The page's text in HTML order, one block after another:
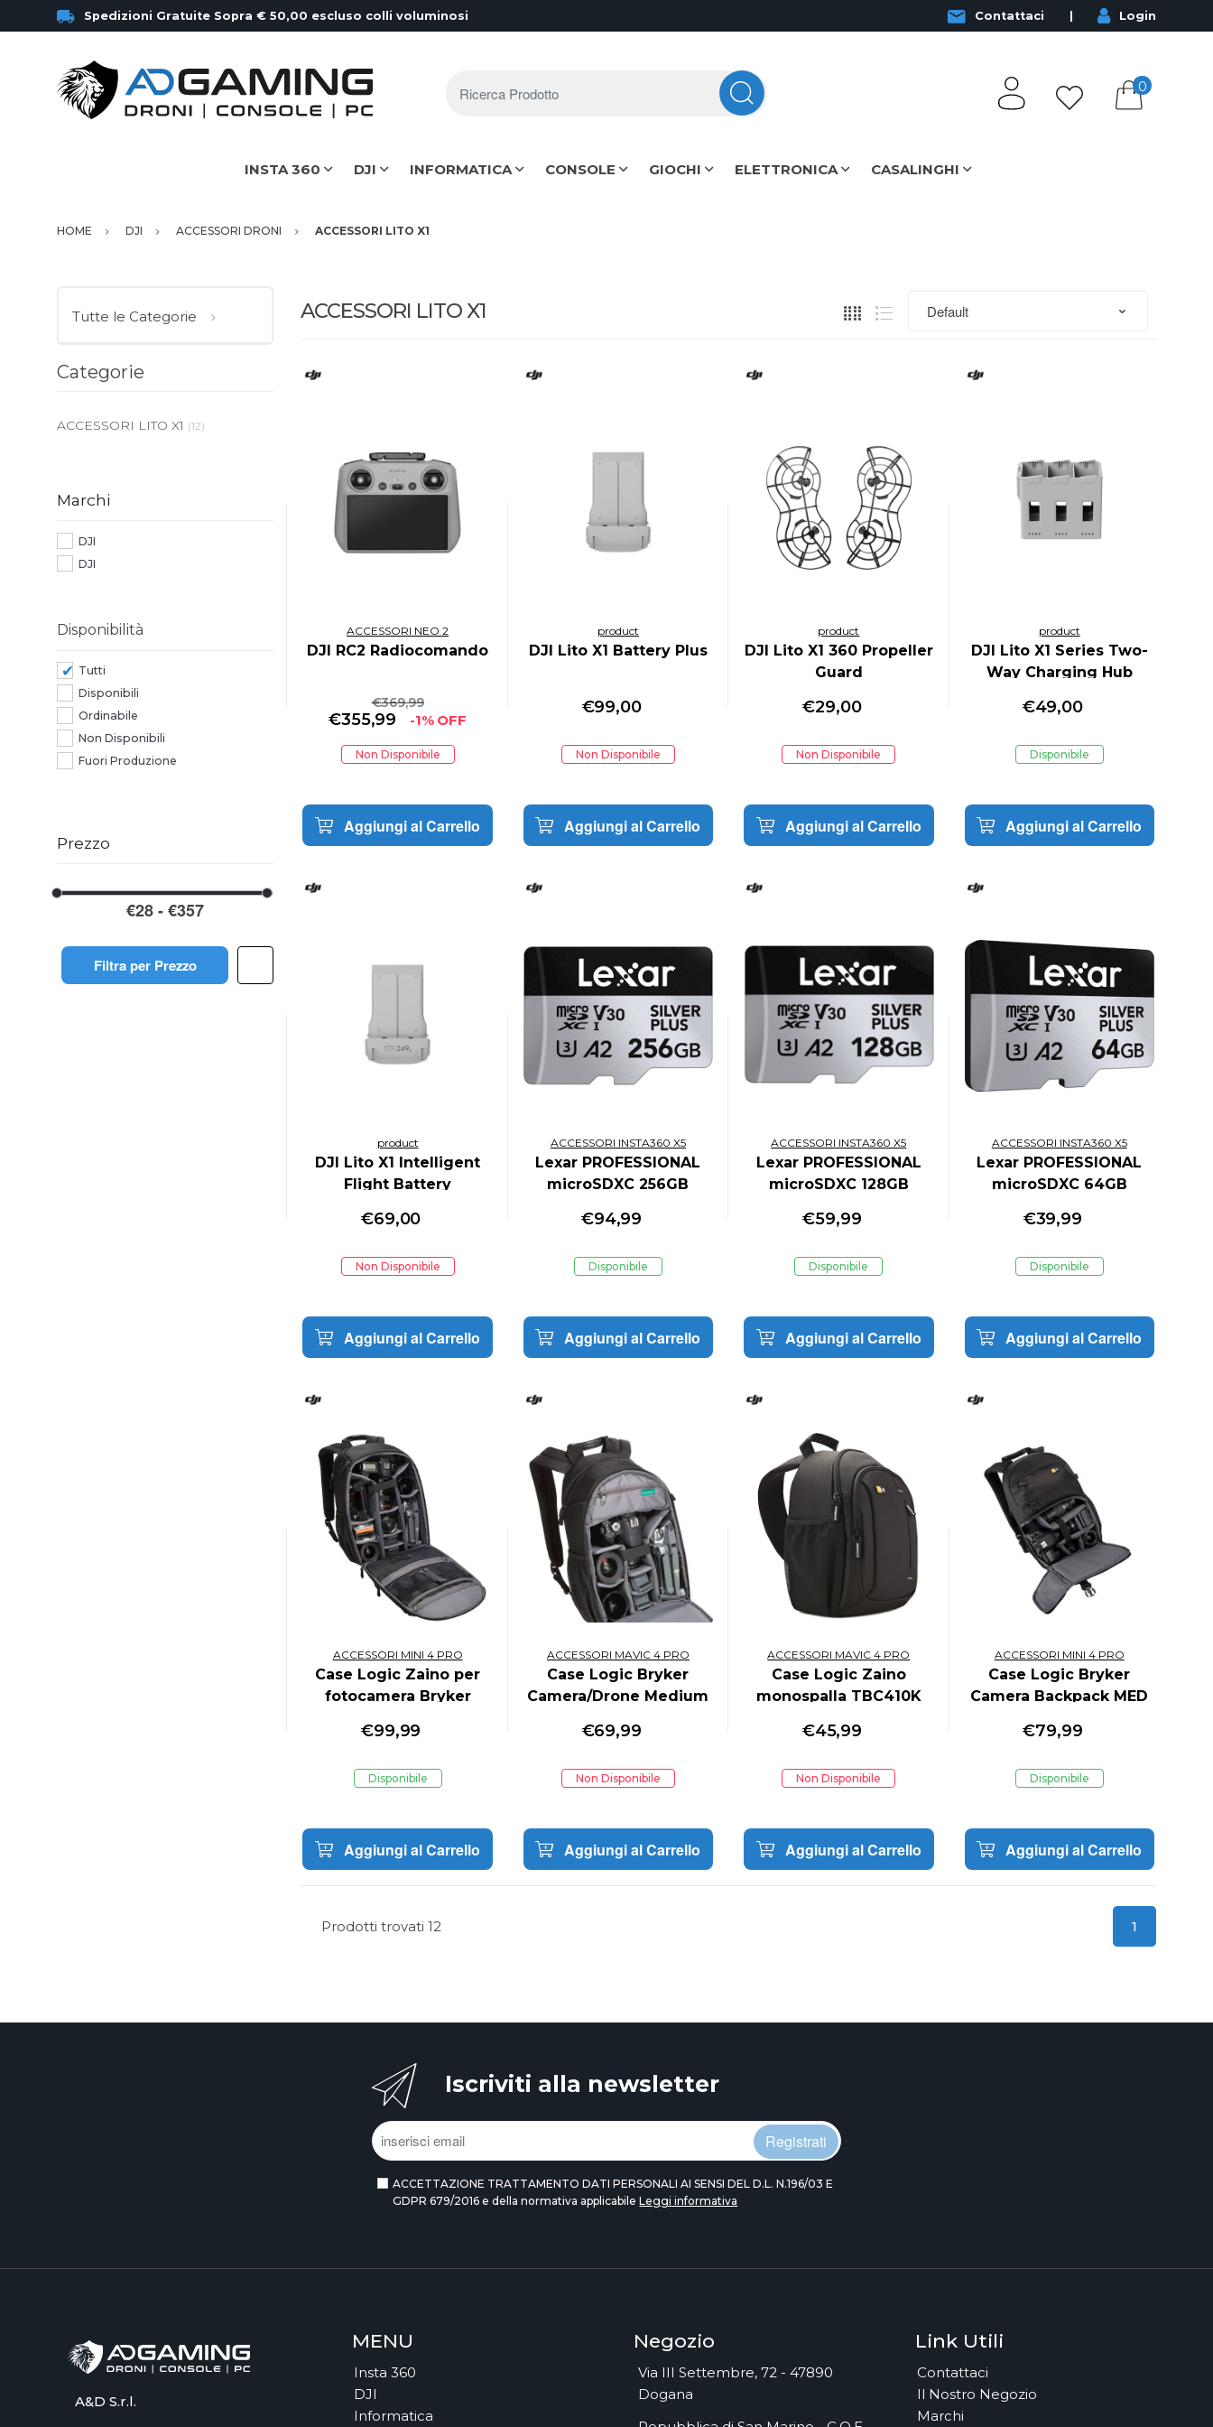
Spedizioni Gratuite Sopra € 50,00 escluso colli voluminosi Contattaci Login
0
INSTA 360 DJI INFORMATICA CONSOLE GIOCHI ELETTRONICA CASALINGHI
HOME DJI ACCESSORI DRONI ACCESSORI LITO X1
ACCESSORI LITO X1
ACCESSORI NEO 2
DJI RC2 Radiocomando
€369,99
€355,99 -1% OFF
Non Disponibile
Aggiungi al Carrello
product
DJI Lito X1 Battery Plus
€99,00
Non Disponibile
Aggiungi al Carrello
product
DJI Lito X1 360 Propeller
Guard
€29,00
Non Disponibile
Aggiungi al Carrello
product
DJI Lito X1 Series Two-
Way Charging Hub
€49,00
Disponibile
Aggiungi al Carrello
product
DJI Lito X1 Intelligent
Flight Battery
€69,00
Non Disponibile
Aggiungi al Carrello
ACCESSORI INSTA360 X5
Lexar PROFESSIONAL
microSDXC 256GB
Memory Card per Droni
€94,99
Disponibile
Aggiungi al Carrello
ACCESSORI INSTA360 X5
Lexar PROFESSIONAL
microSDXC 128GB
Memory Card per Droni
€59,99
Disponibile
Aggiungi al Carrello
ACCESSORI INSTA360 X5
Lexar PROFESSIONAL
microSDXC 64GB
Memory Card per Droni
€39,99
Disponibile
Aggiungi al Carrello
ACCESSORI MINI 4 PRO
Case Logic Zaino per
fotocamera Bryker
€99,99
Disponibile
Aggiungi al Carrello
ACCESSORI MAVIC 4 PRO
Case Logic Bryker
Camera/Drone Medium
€69,99
Non Disponibile
Aggiungi al Carrello
ACCESSORI MAVIC 4 PRO
Case Logic Zaino
monospalla TBC410K
€45,99
Non Disponibile
Aggiungi al Carrello
ACCESSORI MINI 4 PRO
Case Logic Bryker
Camera Backpack MED
€79,99
Disponibile
Aggiungi al Carrello
Prodotti trovati12 1
Tutte le Categorie
Categorie
ACCESSORI LITO X1 (12)
Marchi
DJI
DJI
Disponibilità
Tutti
Disponibili
Ordinabile
Non Disponibili
Fuori Produzione
Prezzo
Filtra per Prezzo
Iscriviti alla newsletter
Registrati
ACCETTAZIONE TRATTAMENTO DATI PERSONALI AI SENSI DEL D.L. N.196/03 E
GDPR 679/2016 e della normativa applicabileLeggi informativa
A&D S.r.l.
MENU
Insta 360
DJI
Informatica
Negozio
Via III Settembre, 72 - 47890
Dogana
Link Utili
Contattaci
Il Nostro Negozio
Marchi